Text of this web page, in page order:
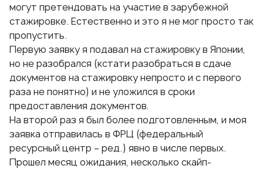
могут претендовать на участие в зарубежной
стажировке. Естественно и это я не мог просто так
пропустить.
Первую заявку я подавал на стажировку в Японии,
но не разобрался (кстати разобраться в сдаче
документов на стажировку непросто и с первого
раза не понятно) и не уложился в сроки
предоставления документов.
На второй раз я был более подготовленным, и моя
заявка отправилась в ФРЦ (федеральный
ресурсный центр – ред.) явно в числе первых.
Прошел месяц ожидания, несколько скайп-